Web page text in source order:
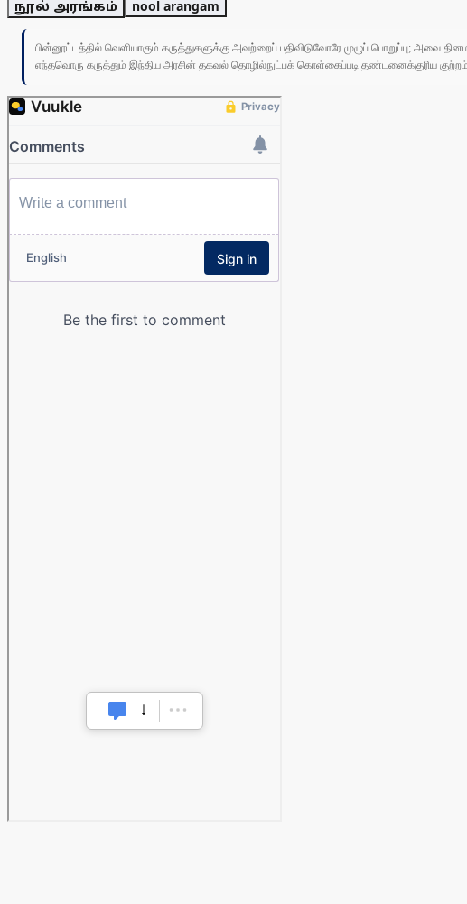
நூல் அரங்கம் nool arangam
பின்னூட்டத்தில் வெளியாகும் கருத்துகளுக்கு அவற்றைப் பதிவிடுவோரே முழுப் பொறுப்பு; அவை
எந்தவொரு கருத்தும் இந்திய அரசின் தகவல் தொழில்நுட்பக் கொள்கைப்படி தண்டனைக்குரிய குற்றம்.